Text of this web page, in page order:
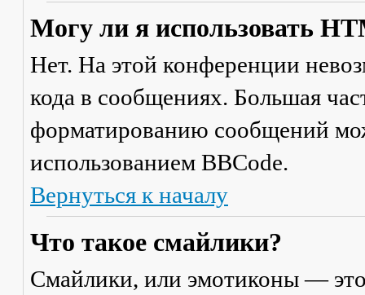
Могу ли я использовать
Нет. На этой конференции
кода в сообщениях. Большая
форматированию сообщений
использованием BBCode.
Вернуться к началу
Что такое смайлики?
Смайлики, или эмотиконы —